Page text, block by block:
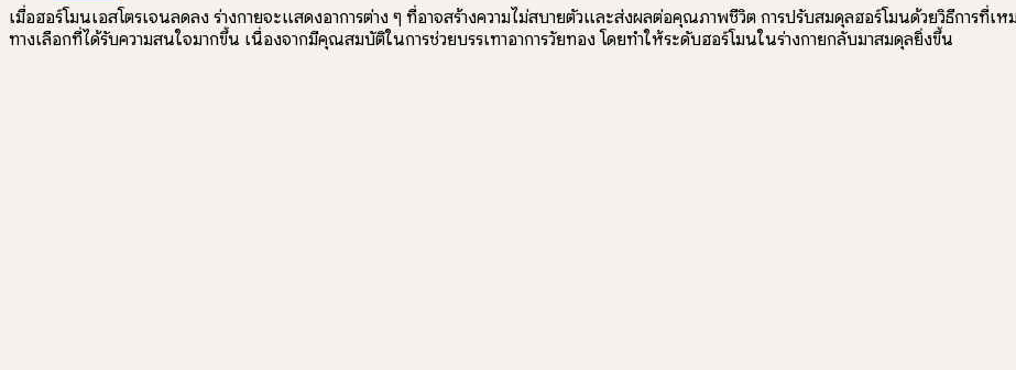
เมื่อฮอร์โมนเอสโตรเจนลดลง ร่างกายจะแสดงอาการต่าง ๆ ที่อาจสร้างความไม่สบายตัวและส่งผลต่อคุณภาพชีวิต การปรับสมดุลฮอร์โมนด้วยวิธีการที่
ทางเลือกที่ได้รับความสนใจมากขึ้น เนื่องจากมีคุณสมบัติในการช่วยบรรเทาอาการวัยทอง โดยทำให้ระดับฮอร์โมนในร่างกายกลับมาสมดุลยิ่งขึ้น